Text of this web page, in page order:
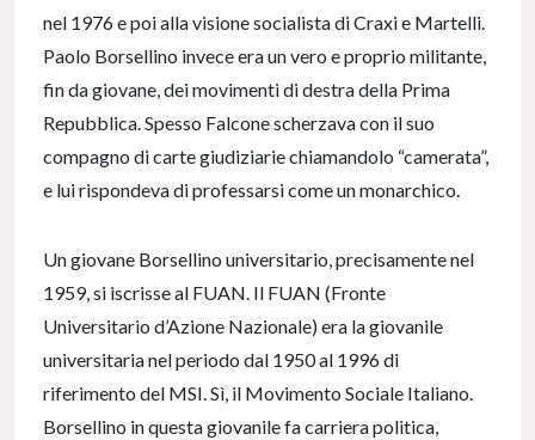
nel 1976 e poi alla visione socialista di Craxi e Martelli.
Paolo Borsellino invece era un vero e proprio militante,
fin da giovane, dei movimenti di destra della Prima
Repubblica. Spesso Falcone scherzava con il suo
compagno di carte giudiziarie chiamandolo “camerata”,
e lui rispondeva di professarsi come un monarchico.
Un giovane Borsellino universitario, precisamente nel
1959, si iscrisse al FUAN. Il FUAN (Fronte
Universitario d’Azione Nazionale) era la giovanile
universitaria nel periodo dal 1950 al 1996 di
riferimento del MSI. Sì, il Movimento Sociale Italiano.
Borsellino in questa giovanile fa carriera politica,